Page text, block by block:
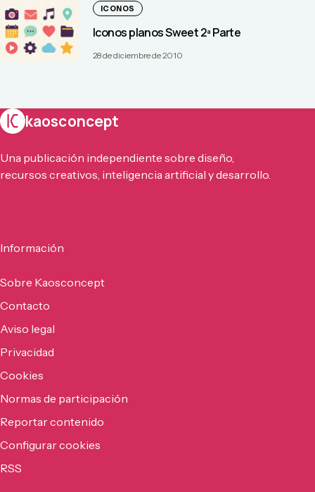
ICONOS
Iconos planos Sweet 2ª Parte
28 de diciembre de 2010
kaosconcept
Una publicación independiente sobre diseño,
recursos creativos, inteligencia artificial y desarrollo.
Información
Sobre Kaosconcept
Contacto
Aviso legal
Privacidad
Cookies
Normas de participación
Reportar contenido
Configurar cookies
RSS